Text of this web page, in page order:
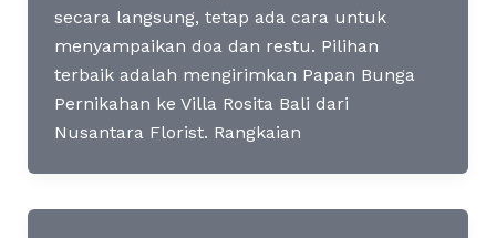
secara langsung, tetap ada cara untuk
menyampaikan doa dan restu. Pilihan
terbaik adalah mengirimkan Papan Bunga
Pernikahan ke Villa Rosita Bali dari
Nusantara Florist. Rangkaian